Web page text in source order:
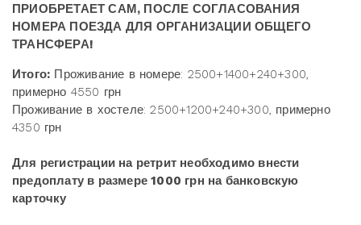
ПРИОБРЕТАЕТ САМ, ПОСЛЕ СОГЛАСОВАНИЯ
НОМЕРА ПОЕЗДА ДЛЯ ОРГАНИЗАЦИИ ОБЩЕГО
ТРАНСФЕРА!
Итого: Проживание в номере: 2500+1400+240+300,
примерно 4550 грн
Проживание в хостеле: 2500+1200+240+300, примерно
4350 грн
Для регистрации на ретрит необходимо внести
предоплату в размере 1000 грн на банковскую
карточку